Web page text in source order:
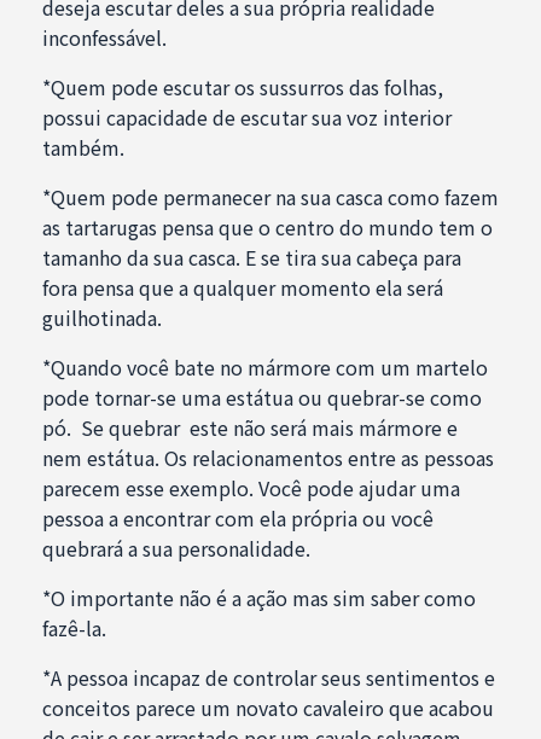
deseja escutar deles a sua própria realidade
inconfessável.
*Quem pode escutar os sussurros das folhas,
possui capacidade de escutar sua voz interior
também.
*Quem pode permanecer na sua casca como fazem
as tartarugas pensa que o centro do mundo tem o
tamanho da sua casca. E se tira sua cabeça para
fora pensa que a qualquer momento ela será
guilhotinada.
*Quando você bate no mármore com um martelo
pode tornar-se uma estátua ou quebrar-se como
pó. Se quebrar este não será mais mármore e
nem estátua. Os relacionamentos entre as pessoas
parecem esse exemplo. Você pode ajudar uma
pessoa a encontrar com ela própria ou você
quebrará a sua personalidade.
*O importante não é a ação mas sim saber como
fazê-la.
*A pessoa incapaz de controlar seus sentimentos e
conceitos parece um novato cavaleiro que acabou